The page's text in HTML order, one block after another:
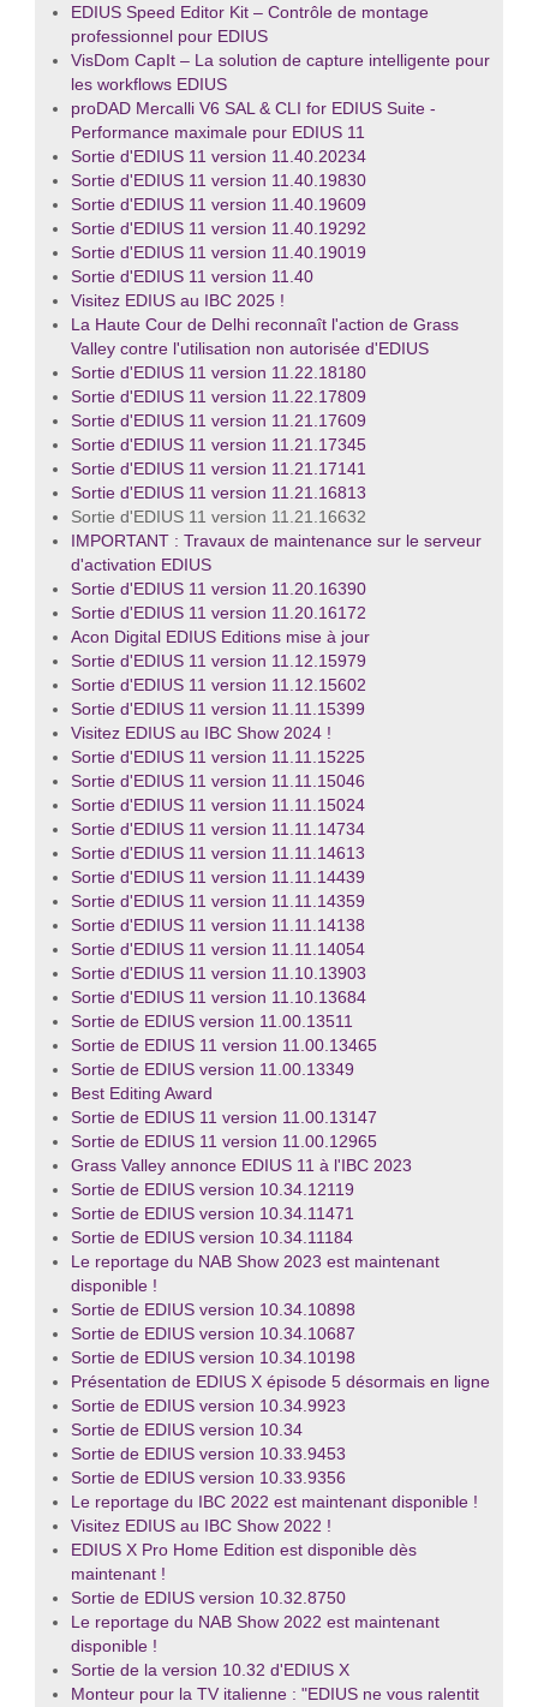
EDIUS Speed Editor Kit – Contrôle de montage
professionnel pour EDIUS
VisDom CapIt – La solution de capture intelligente pour
les workflows EDIUS
proDAD Mercalli V6 SAL & CLI for EDIUS Suite -
Performance maximale pour EDIUS 11
Sortie d'EDIUS 11 version 11.40.20234
Sortie d'EDIUS 11 version 11.40.19830
Sortie d'EDIUS 11 version 11.40.19609
Sortie d'EDIUS 11 version 11.40.19292
Sortie d'EDIUS 11 version 11.40.19019
Sortie d'EDIUS 11 version 11.40
Visitez EDIUS au IBC 2025 !
La Haute Cour de Delhi reconnaît l'action de Grass
Valley contre l'utilisation non autorisée d'EDIUS
Sortie d'EDIUS 11 version 11.22.18180
Sortie d'EDIUS 11 version 11.22.17809
Sortie d'EDIUS 11 version 11.21.17609
Sortie d'EDIUS 11 version 11.21.17345
Sortie d'EDIUS 11 version 11.21.17141
Sortie d'EDIUS 11 version 11.21.16813
Sortie d'EDIUS 11 version 11.21.16632
IMPORTANT : Travaux de maintenance sur le serveur
d'activation EDIUS
Sortie d'EDIUS 11 version 11.20.16390
Sortie d'EDIUS 11 version 11.20.16172
Acon Digital EDIUS Editions mise à jour
Sortie d'EDIUS 11 version 11.12.15979
Sortie d'EDIUS 11 version 11.12.15602
Sortie d'EDIUS 11 version 11.11.15399
Visitez EDIUS au IBC Show 2024 !
Sortie d'EDIUS 11 version 11.11.15225
Sortie d'EDIUS 11 version 11.11.15046
Sortie d'EDIUS 11 version 11.11.15024
Sortie d'EDIUS 11 version 11.11.14734
Sortie d'EDIUS 11 version 11.11.14613
Sortie d'EDIUS 11 version 11.11.14439
Sortie d'EDIUS 11 version 11.11.14359
Sortie d'EDIUS 11 version 11.11.14138
Sortie d'EDIUS 11 version 11.11.14054
Sortie d'EDIUS 11 version 11.10.13903
Sortie d'EDIUS 11 version 11.10.13684
Sortie de EDIUS version 11.00.13511
Sortie de EDIUS 11 version 11.00.13465
Sortie de EDIUS version 11.00.13349
Best Editing Award
Sortie de EDIUS 11 version 11.00.13147
Sortie de EDIUS 11 version 11.00.12965
Grass Valley annonce EDIUS 11 à l'IBC 2023
Sortie de EDIUS version 10.34.12119
Sortie de EDIUS version 10.34.11471
Sortie de EDIUS version 10.34.11184
Le reportage du NAB Show 2023 est maintenant
disponible !
Sortie de EDIUS version 10.34.10898
Sortie de EDIUS version 10.34.10687
Sortie de EDIUS version 10.34.10198
Présentation de EDIUS X épisode 5 désormais en ligne
Sortie de EDIUS version 10.34.9923
Sortie de EDIUS version 10.34
Sortie de EDIUS version 10.33.9453
Sortie de EDIUS version 10.33.9356
Le reportage du IBC 2022 est maintenant disponible !
Visitez EDIUS au IBC Show 2022 !
EDIUS X Pro Home Edition est disponible dès
maintenant !
Sortie de EDIUS version 10.32.8750
Le reportage du NAB Show 2022 est maintenant
disponible !
Sortie de la version 10.32 d'EDIUS X
Monteur pour la TV italienne : "EDIUS ne vous ralentit